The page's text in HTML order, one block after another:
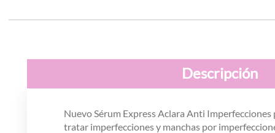
Descripción
Nuevo Sérum Express Aclara Anti
tratar imperfecciones y manchas por